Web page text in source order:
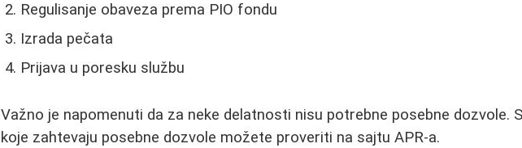
Regulisanje obaveza prema PIO fondu
Izrada pečata
Prijava u poresku službu
Važno je napomenuti da za neke delatnosti nisu potrebne posebne dozvole.
koje zahtevaju posebne dozvole možete proveriti na sajtu APR-a.